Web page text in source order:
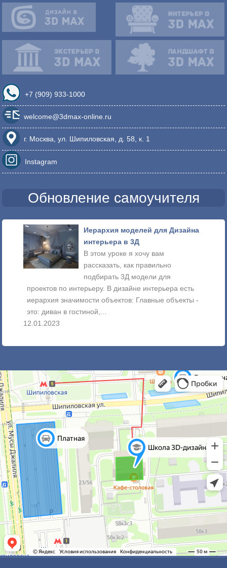
+7 (909) 933-1000
welcome@3dmax-online.ru
г. Москва, ул. Шипиловская, д. 58, к. 1
Instagram
Обновление самоучителя
Иерархия моделей для Дизайна
интерьера в 3Д
В этом уроке я хочу вам
рассказать, как правильно
подбирать 3Д модели для
проектов по интерьеру. В дизайне интерьера есть
иерархия значимости объектов: Главные объекты -
это: диван в гостиной,...
12.01.2023